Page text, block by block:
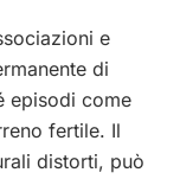
e
di
episodi come
fertile. Il
distorti, può